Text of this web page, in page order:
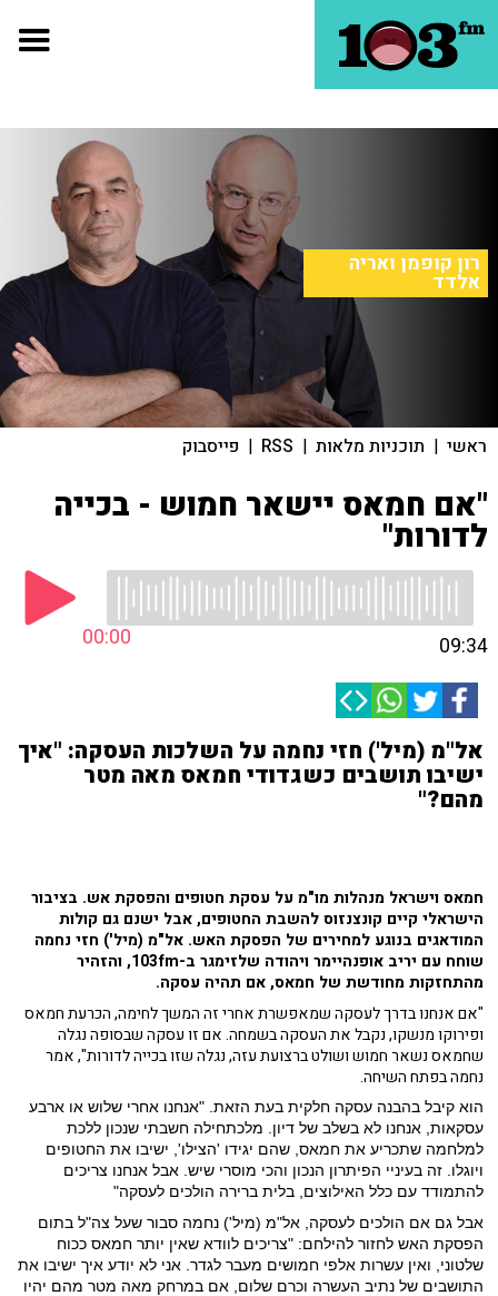
רון קופמן ואריה
אלדד
ראשי | תוכניות מלאות |
RSS
| פייסבוק
"אם חמאס יישאר חמוש - בכייה
לדורות"
00:00 09:34
אל"מ (מיל') חזי נחמה על השלכות העסקה: "איך
ישיבו תושבים כשגדודי חמאס מאה מטר
מהם?"
חמאס וישראל מנהלות מו"מ על עסקת חטופים והפסקת אש. בציבור
הישראלי קיים קונצנזוס להשבת החטופים, אבל ישנם גם קולות
המודאגים בנוגע למחירים של הפסקת האש. אל"מ (מיל') חזי נחמה
שוחח עם יריב אופנהיימר ויהודה שלזימגר ב-103fm, והזהיר
מהתחזקות מחודשת של חמאס, אם תהיה עסקה.
"אם אנחנו בדרך לעסקה שמאפשרת אחרי זה המשך לחימה, הכרעת חמאס
ופירוקו מנשקו, נקבל את העסקה בשמחה. אם זו עסקה שבסופה נגלה
שחמאס נשאר חמוש ושולט ברצועת עזה, נגלה שזו בכייה לדורות", אמר
נחמה בפתח השיחה.
הוא קיבל בהבנה עסקה חלקית בעת הזאת. "אנחנו אחרי שלוש או ארבע
עסקאות, אנחנו לא בשלב של דיון. מלכתחילה חשבתי שנכון ללכת
למלחמה שתכריע את חמאס, שהם יגידו 'הצילו', ישיבו את החטופים
ויוגלו. זה בעיניי הפיתרון הנכון והכי מוסרי שיש. אבל אנחנו צריכים
להתמודד עם כלל האילוצים, בלית ברירה הולכים לעסקה"
אבל גם אם הולכים לעסקה, אל"מ (מיל') נחמה סבור שעל צה"ל בתום
הפסקת האש לחזור להילחם: "צריכים לוודא שאין יותר חמאס ככוח
שלטוני, ואין עשרות אלפי חמושים מעבר לגדר. אני לא יודע איך ישיבו את
התושבים של נתיב העשרה וכרם שלום, אם במרחק מאה מטר מהם יהיו